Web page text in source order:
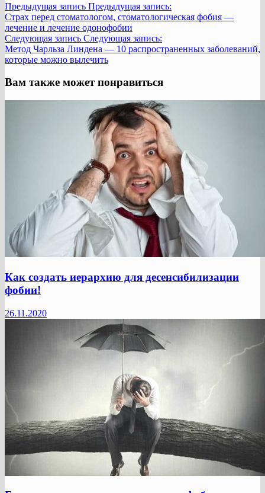
Предыдущая запись Предыдущая запись:
Страх перед стоматологом, стоматологическая фобия —
лечение и лечение одонофобии
Следующая запись Следующая запись:
Метод Чарльза Линдена — 10 распространенных заболеваний,
которые можно вылечить
Вам также может понравиться
Как создать иерархию для десенсибилизации
фобии!
26.11.2020